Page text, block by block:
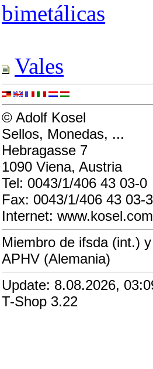
bimetálicas
Vales
© Adolf Kosel
Sellos, Monedas, ...
Hebragasse 7
1090 Viena, Austria
Tel: 0043/1/406 43 03-0
Fax: 0043/1/406 43 03-
Internet: www.kosel.com
Miembro de ifsda (int.)
APHV (Alemania)
Update: 8.08.2026,
T-Shop 3.22